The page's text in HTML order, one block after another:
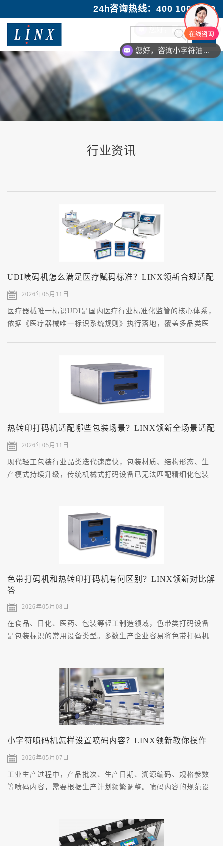
24h咨询热线：400 100 1089
行业资讯
UDI喷码机怎么满足医疗赋码标准？LINX领新合规适配
2026年05月11日
医疗器械唯一标识UDI是国内医疗行业标准化监管的核心体系，
依据《医疗器械唯一标识系统规则》执行落地，覆盖多品类医
热转印打码机适配哪些包装场景？LINX领新全场景适配
2026年05月11日
现代轻工包装行业品类迭代速度快，包装材质、结构形态、生
产模式持续升级，传统机械式打码设备已无法匹配精细化包装
色带打码机和热转印打码机有何区别？LINX领新对比解
答
2026年05月08日
在食品、日化、医药、包装等轻工制造领域，色带类打码设备
是包装标识的常用设备类型。多数生产企业容易将色带打码机
能力存在本质区别。
小字符喷码机怎样设置喷码内容？LINX领新教你操作
2026年05月07日
工业生产过程中，产品批次、生产日期、溯源编码、规格参数
等喷码内容，需要根据生产计划频繁调整。喷码内容的规范设
您好，咨询小字符油墨喷码机